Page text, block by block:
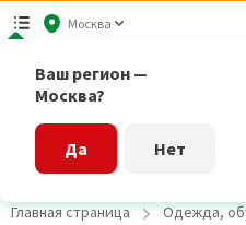
Москва
Ваш регион —
Москва?
Да Нет
Главная страница Одежда,